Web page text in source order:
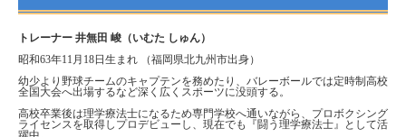
トレーナー 井無田 峻（いむた しゅん）
昭和63年11月18日生まれ （福岡県北九州市出身）
幼少より野球チームのキャプテンを務めたり、バレーボールでは定時制高校
全国大会へ出場するなど深く広くスポーツに没頭する。
高校卒業後は理学療法士になるため専門学校へ通いながら、プロボクシング
ライセンスを取得しプロデビューし、現在でも『闘う理学療法士』として活